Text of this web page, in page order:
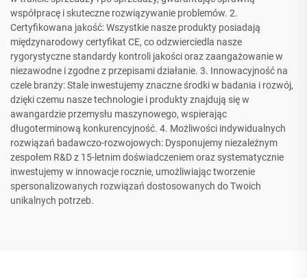
współpracę i skuteczne rozwiązywanie problemów. 2.
Certyfikowana jakość: Wszystkie nasze produkty posiadają
międzynarodowy certyfikat CE, co odzwierciedla nasze
rygorystyczne standardy kontroli jakości oraz zaangażowanie w
niezawodne i zgodne z przepisami działanie. 3. Innowacyjność na
czele branży: Stale inwestujemy znaczne środki w badania i rozwój,
dzięki czemu nasze technologie i produkty znajdują się w
awangardzie przemysłu maszynowego, wspierając
długoterminową konkurencyjność. 4. Możliwości indywidualnych
rozwiązań badawczo-rozwojowych: Dysponujemy niezależnym
zespołem R&D z 15-letnim doświadczeniem oraz systematycznie
inwestujemy w innowacje rocznie, umożliwiając tworzenie
spersonalizowanych rozwiązań dostosowanych do Twoich
unikalnych potrzeb.